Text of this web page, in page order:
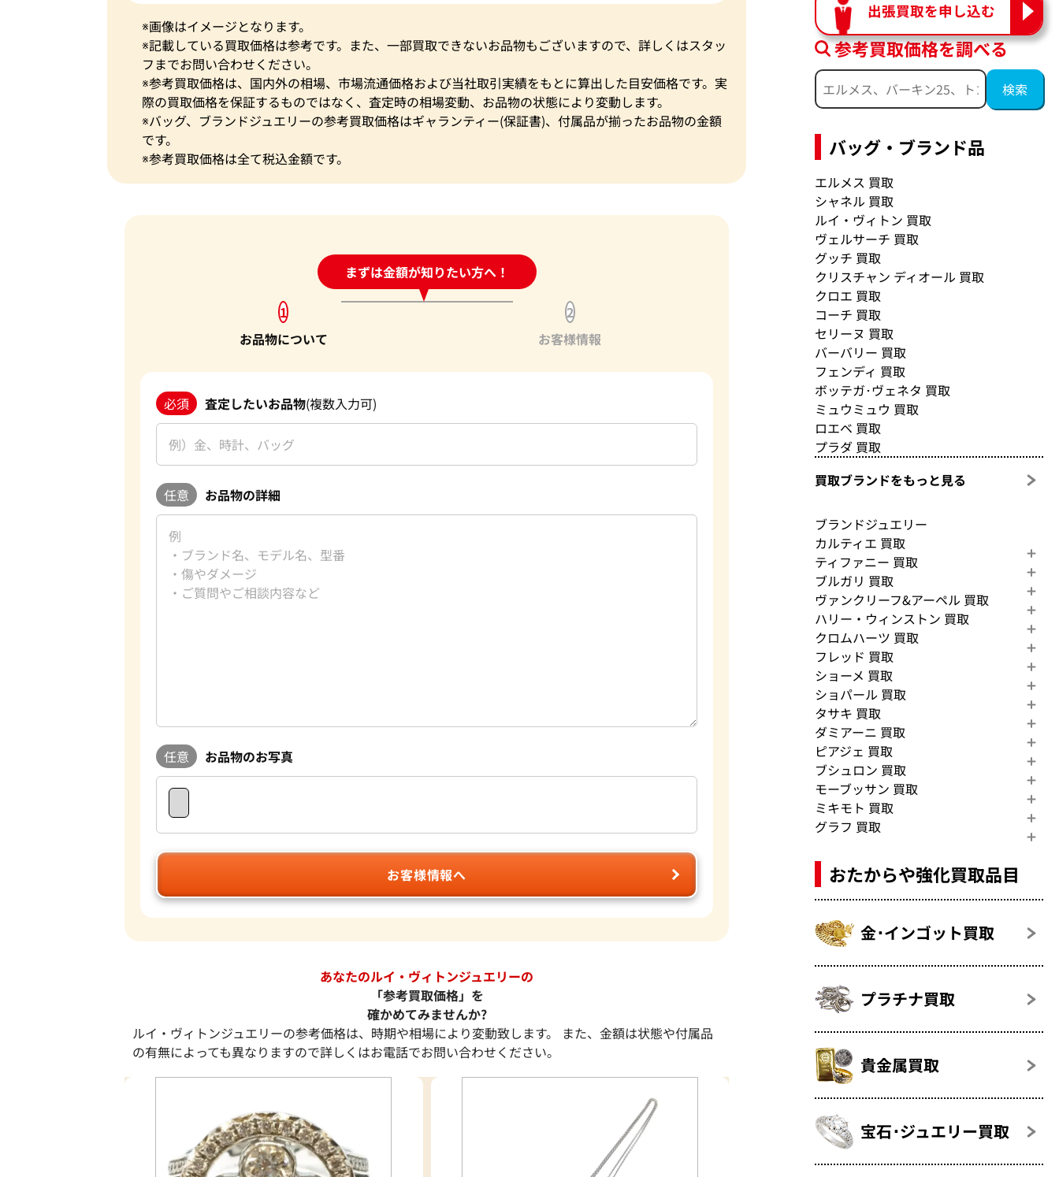
※画像はイメージとなります。
※記載している買取価格は参考です。また、一部買取できないお品物もございますので、詳しくはスタッ
フまでお問い合わせください。
※参考買取価格は、国内外の相場、市場流通価格および当社取引実績をもとに算出した目安価格です。実
際の買取価格を保証するものではなく、査定時の相場変動、お品物の状態により変動します。
※バッグ、ブランドジュエリーの参考買取価格はギャランティー(保証書)、付属品が揃ったお品物の金額
です。
※参考買取価格は全て税込金額です。
まずは金額が知りたい方へ！
24時間受付中!問い合わせフォーム
1
お品物について
2
お客様情報
必須 査定したいお品物(複数入力可)
任意 お品物の詳細
任意 お品物のお写真
お客様情報へ
あなたのルイ・ヴィトンジュエリーの
「参考買取価格」を
確かめてみませんか?
ルイ・ヴィトンジュエリーの参考価格は、時期や相場により変動致します。 また、金額は状態や付属品
の有無によっても異なりますので詳しくはお電話でお問い合わせください。
出張買取を申し込む
参考買取価格を調べる
バッグ・ブランド品
エルメス 買取
シャネル 買取
ルイ・ヴィトン 買取
ヴェルサーチ 買取
グッチ 買取
クリスチャン ディオール 買取
クロエ 買取
コーチ 買取
セリーヌ 買取
バーバリー 買取
フェンディ 買取
ボッテガ･ヴェネタ 買取
ミュウミュウ 買取
ロエベ 買取
プラダ 買取
買取ブランドをもっと見る
ブランドジュエリー
カルティエ 買取
ティファニー 買取
ブルガリ 買取
ヴァンクリーフ&アーペル 買取
ハリー・ウィンストン 買取
クロムハーツ 買取
フレッド 買取
ショーメ 買取
ショパール 買取
タサキ 買取
ダミアーニ 買取
ピアジェ 買取
ブシュロン 買取
モーブッサン 買取
ミキモト 買取
グラフ 買取
おたからや強化買取品目
金･インゴット買取
プラチナ買取
貴金属買取
宝石･ジュエリー買取